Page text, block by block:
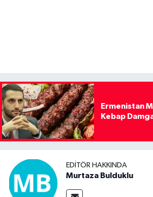
Ermenistan
Kebap
EDITÖR HAKKINDA
Murtaza Bulduklu